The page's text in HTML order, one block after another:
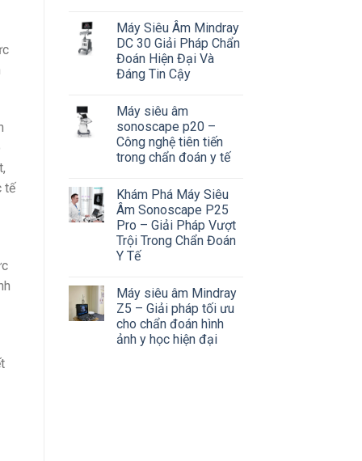
tế
Máy Siêu Âm Mindray
DC 30 Giải Pháp Chẩn
Đoán Hiện Đại Và
Đáng Tin Cậy
Máy siêu âm
sonoscape p20 –
Công nghệ tiên tiến
trong chẩn đoán y tế
Khám Phá Máy Siêu
Âm Sonoscape P25
Pro – Giải Pháp Vượt
Trội Trong Chẩn Đoán
Y Tế
Máy siêu âm Mindray
Z5 – Giải pháp tối ưu
cho chẩn đoán hình
ảnh y học hiện đại